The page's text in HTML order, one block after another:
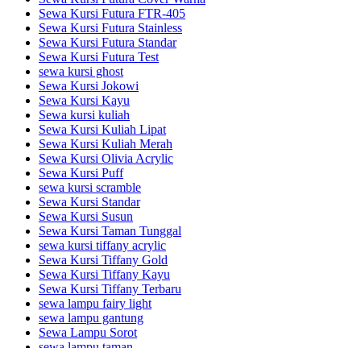
Sewa Kursi Futura FTR-405
Sewa Kursi Futura Stainless
Sewa Kursi Futura Standar
Sewa Kursi Futura Test
sewa kursi ghost
Sewa Kursi Jokowi
Sewa Kursi Kayu
Sewa kursi kuliah
Sewa Kursi Kuliah Lipat
Sewa Kursi Kuliah Merah
Sewa Kursi Olivia Acrylic
Sewa Kursi Puff
sewa kursi scramble
Sewa Kursi Standar
Sewa Kursi Susun
Sewa Kursi Taman Tunggal
sewa kursi tiffany acrylic
Sewa Kursi Tiffany Gold
Sewa Kursi Tiffany Kayu
Sewa Kursi Tiffany Terbaru
sewa lampu fairy light
sewa lampu gantung
Sewa Lampu Sorot